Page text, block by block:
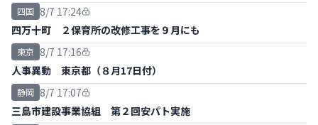
四国 8/7 17:24
四万十町 ２保育所の改修工事を９月にも
東京 8/7 17:16
人事異動 東京都（８月17日付）
静岡 8/7 17:07
三島市建設事業協組 第２回安パト実施